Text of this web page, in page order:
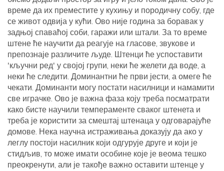
време да их преместите у кухињу и породичну собу, где
се живот одвија у кући. Ово није година за боравак у
задњој спаваћој соби, гаражи или штали. За то време
штене ће научити да реагује на гласове, звукове и
препознаје различите људе. Штенци ће успоставити
'кључни ред' у својој групи, неки ће желети да воде, а
неки ће следити. Доминантни ће први јести, а омеге ће
чекати. Доминанти могу постати насилници и намамити
све играчке. Ово је важна фаза коју треба посматрати
како бисте научили темпераменте сваког штенета и
треба је користити за смештај штенаца у одговарајуће
домове. Нека научна истраживања доказују да ако у
леглу постоји насилник који одгурује друге и који је
стидљив, то може имати особине које је веома тешко
преокренути, али је такође важно оставити штенце у